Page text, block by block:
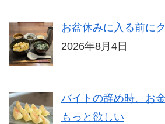
お盆休みに入る前に
2026年8月4日
バイトの辞め時、お
もっと欲しい